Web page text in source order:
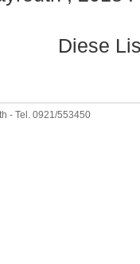
Diese
- Tel. 0921/553450